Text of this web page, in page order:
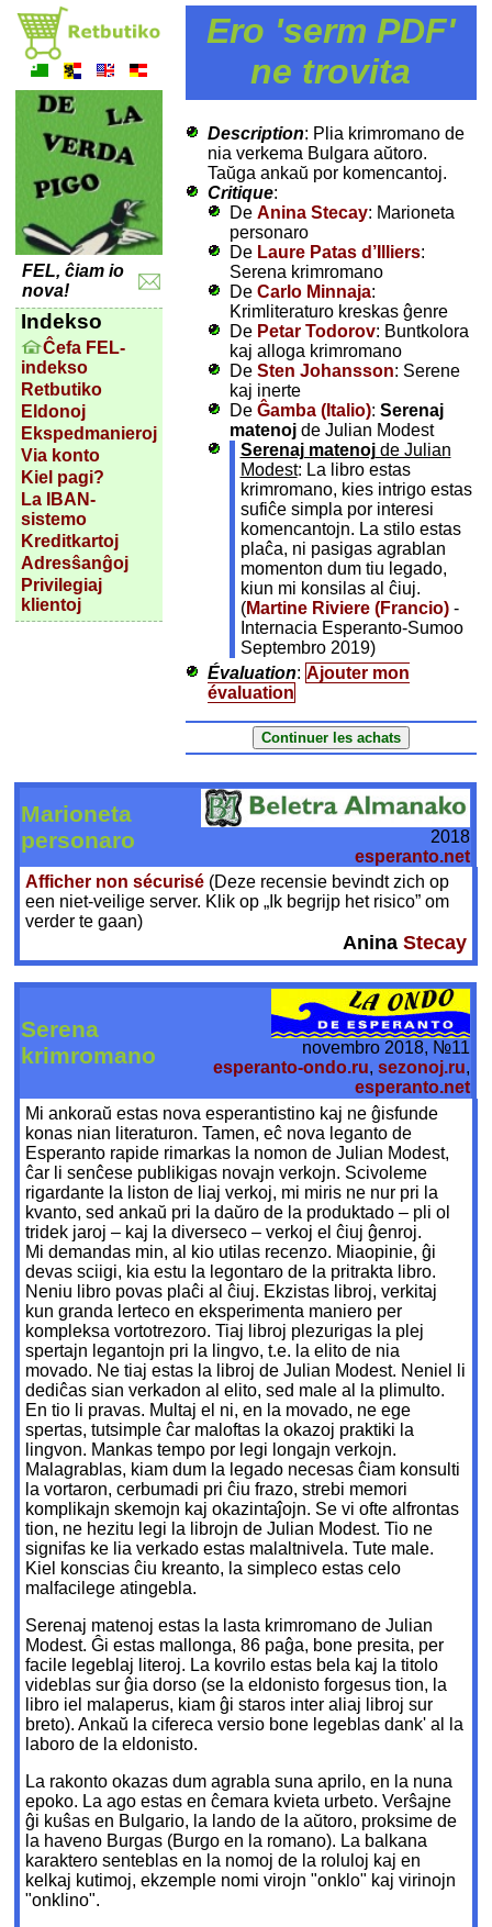
FEL, ĉiam io
nova!
Indekso
Ĉefa FEL-
indekso
Retbutiko
Eldonoj
Ekspedmanieroj
Via konto
Kiel pagi?
La IBAN-
sistemo
Kreditkartoj
Adresŝanĝoj
Privilegiaj
klientoj
Ero 'serm PDF'
ne trovita
Description: Plia krimromano de
nia verkema Bulgara aŭtoro.
Taŭga ankaŭ por komencantoj.
Critique:
De Anina Stecay: Marioneta
personaro
De Laure Patas d’Illiers:
Serena krimromano
De Carlo Minnaja:
Krimliteraturo kreskas ĝenre
De Petar Todorov: Buntkolora
kaj alloga krimromano
De Sten Johansson: Serene
kaj inerte
De Ĝamba (Italio): Serenaj
matenojde Julian Modest
Serenaj matenojde Julian
Modest: La libro estas
krimromano, kies intrigo estas
sufiĉe simpla por interesi
komencantojn. La stilo estas
plaĉa, ni pasigas agrablan
momenton dum tiu legado,
kiun mi konsilas al ĉiuj.
(Martine Riviere (Francio)-
Internacia Esperanto-Sumoo
Septembro 2019)
Évaluation: Ajouter mon
évaluation
Marioneta
personaro
2018
esperanto.net
Afficher non sécurisé (Deze recensie bevindt zich op
een niet-veilige server. Klik op „Ik begrijp het risico” om
verder te gaan)
Anina Stecay
Serena
krimromano
novembro 2018, №11
esperanto-ondo.ru,sezonoj.ru,
esperanto.net
Mi ankoraŭ estas nova esperantistino kaj ne ĝisfunde
konas nian literaturon. Tamen, eĉ nova leganto de
Esperanto rapide rimarkas la nomon de Julian Modest,
ĉar li senĉese publikigas novajn verkojn. Scivoleme
rigardante la liston de liaj verkoj, mi miris ne nur pri la
kvanto, sed ankaŭ pri la daŭro de la produktado – pli ol
tridek jaroj – kaj la diverseco – verkoj el ĉiuj ĝenroj.
Mi demandas min, al kio utilas recenzo. Miaopinie, ĝi
devas sciigi, kia estu la legontaro de la pritrakta libro.
Neniu libro povas plaĉi al ĉiuj. Ekzistas libroj, verkitaj
kun granda lerteco en eksperimenta maniero per
kompleksa vortotrezoro. Tiaj libroj plezurigas la plej
spertajn legantojn pri la lingvo, t.e. la elito de nia
movado. Ne tiaj estas la libroj de Julian Modest. Neniel li
dediĉas sian verkadon al elito, sed male al la plimulto.
En tio li pravas. Multaj el ni, en la movado, ne ege
spertas, tutsimple ĉar maloftas la okazoj praktiki la
lingvon. Mankas tempo por legi longajn verkojn.
Malagrablas, kiam dum la legado necesas ĉiam konsulti
la vortaron, cerbumadi pri ĉiu frazo, strebi memori
komplikajn skemojn kaj okazintaĵojn. Se vi ofte alfrontas
tion, ne hezitu legi la librojn de Julian Modest. Tio ne
signifas ke lia verkado estas malaltnivela. Tute male.
Kiel konscias ĉiu kreanto, la simpleco estas celo
malfacilege atingebla.
Serenaj matenoj estas la lasta krimromano de Julian
Modest. Ĝi estas mallonga, 86 paĝa, bone presita, per
facile legeblaj literoj. La kovrilo estas bela kaj la titolo
videblas sur ĝia dorso (se la eldonisto forgesus tion, la
libro iel malaperus, kiam ĝi staros inter aliaj libroj sur
breto). Ankaŭ la cifereca versio bone legeblas dank' al la
laboro de la eldonisto.
La rakonto okazas dum agrabla suna aprilo, en la nuna
epoko. La ago estas en ĉemara kvieta urbeto. Verŝajne
ĝi kuŝas en Bulgario, la lando de la aŭtoro, proksime de
la haveno Burgas (Burgo en la romano). La balkana
karaktero senteblas en la nomoj de la roluloj kaj en
kelkaj kutimoj, ekzemple nomi virojn "onklo" kaj virinojn
"onklino".